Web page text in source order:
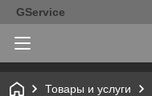
GService
Товары и услуги